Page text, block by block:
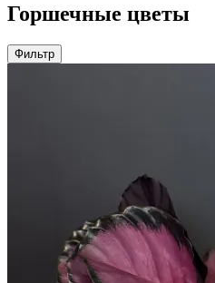
Горшечные цветы
Фильтр